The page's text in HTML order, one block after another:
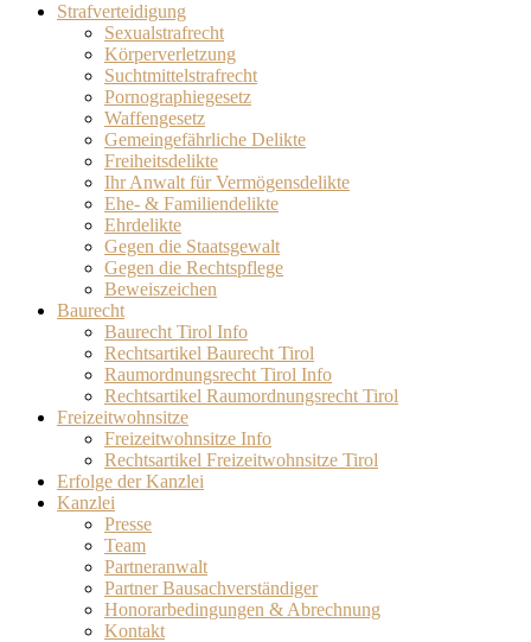
Strafverteidigung
Sexualstrafrecht
Körperverletzung
Suchtmittelstrafrecht
Pornographiegesetz
Waffengesetz
Gemeingefährliche Delikte
Freiheitsdelikte
Ihr Anwalt für Vermögensdelikte
Ehe- & Familiendelikte
Ehrdelikte
Gegen die Staatsgewalt
Gegen die Rechtspflege
Beweiszeichen
Baurecht
Baurecht Tirol Info
Rechtsartikel Baurecht Tirol
Raumordnungsrecht Tirol Info
Rechtsartikel Raumordnungsrecht Tirol
Freizeitwohnsitze
Freizeitwohnsitze Info
Rechtsartikel Freizeitwohnsitze Tirol
Erfolge der Kanzlei
Kanzlei
Presse
Team
Partneranwalt​
Partner Bausachverständiger
Honorarbedingungen & Abrechnung
Kontakt